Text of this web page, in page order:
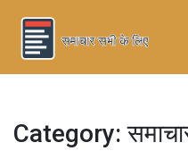
Category: